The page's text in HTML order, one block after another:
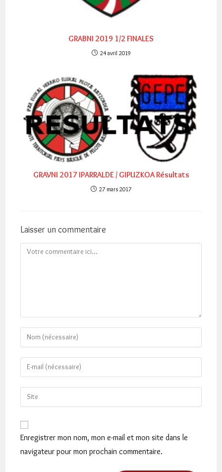
GRABNI 2019 1/2 FINALES
24 avril 2019
GRAVNI 2017 IPARRALDE / GIPUZKOA Résultats
27 mars 2017
Laisser un commentaire
Comment
Enter
your
name
comment
Enter
your
email
address
Saisir
l’URL
votre
site
(facultatif)
Enregistrer mon nom, mon e-mail et mon site dans le
navigateur pour mon prochain commentaire.